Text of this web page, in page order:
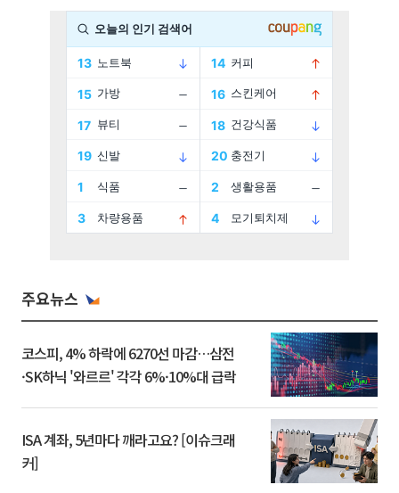
주요뉴스
코스피, 4% 하락에 6270선 마감…삼전
·SK하닉 '와르르' 각각 6%·10%대 급락
ISA 계좌, 5년마다 깨라고요? [이슈크래
커]